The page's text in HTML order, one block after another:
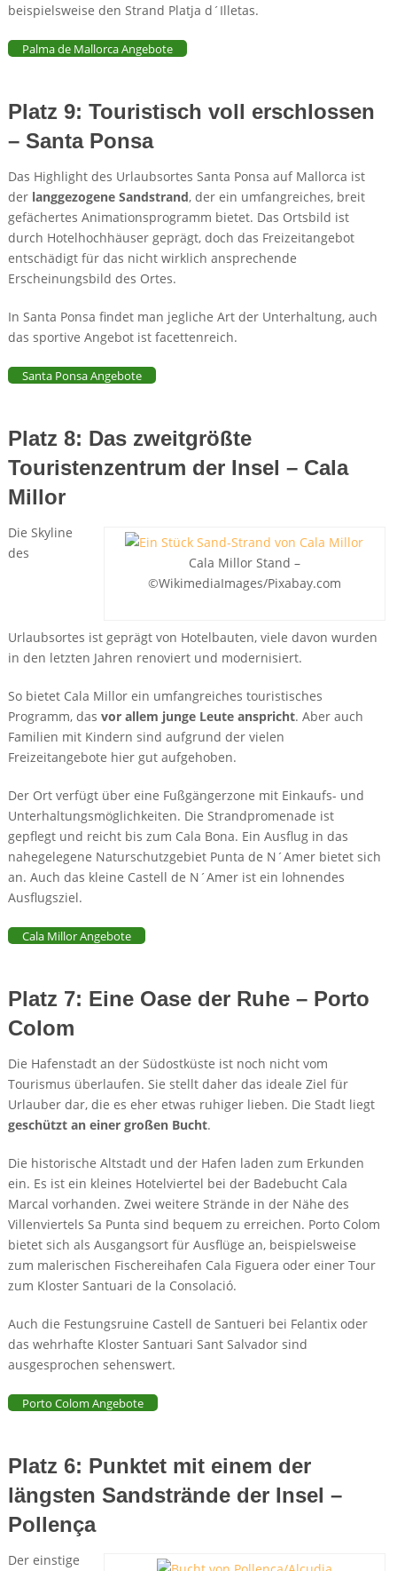
beispielsweise den Strand Platja d´Illetas.
Palma de Mallorca Angebote
Platz 9: Touristisch voll erschlossen
– Santa Ponsa
Das Highlight des Urlaubsortes Santa Ponsa auf Mallorca ist
der langgezogene Sandstrand, der ein umfangreiches, breit
gefächertes Animationsprogramm bietet. Das Ortsbild ist
durch Hotelhochhäuser geprägt, doch das Freizeitangebot
entschädigt für das nicht wirklich ansprechende
Erscheinungsbild des Ortes.
In Santa Ponsa findet man jegliche Art der Unterhaltung, auch
das sportive Angebot ist facettenreich.
Santa Ponsa Angebote
Platz 8: Das zweitgrößte
Touristenzentrum der Insel – Cala
Millor
Cala Millor Stand –
©WikimediaImages/Pixabay.com
Die Skyline
des
Urlaubsortes ist geprägt von Hotelbauten, viele davon wurden
in den letzten Jahren renoviert und modernisiert.
So bietet Cala Millor ein umfangreiches touristisches
Programm, das vor allem junge Leute anspricht. Aber auch
Familien mit Kindern sind aufgrund der vielen
Freizeitangebote hier gut aufgehoben.
Der Ort verfügt über eine Fußgängerzone mit Einkaufs- und
Unterhaltungsmöglichkeiten. Die Strandpromenade ist
gepflegt und reicht bis zum Cala Bona. Ein Ausflug in das
nahegelegene Naturschutzgebiet Punta de N´Amer bietet sich
an. Auch das kleine Castell de N´Amer ist ein lohnendes
Ausflugsziel.
Cala Millor Angebote
Platz 7: Eine Oase der Ruhe – Porto
Colom
Die Hafenstadt an der Südostküste ist noch nicht vom
Tourismus überlaufen. Sie stellt daher das ideale Ziel für
Urlauber dar, die es eher etwas ruhiger lieben. Die Stadt liegt
geschützt an einer großen Bucht.
Die historische Altstadt und der Hafen laden zum Erkunden
ein. Es ist ein kleines Hotelviertel bei der Badebucht Cala
Marcal vorhanden. Zwei weitere Strände in der Nähe des
Villenviertels Sa Punta sind bequem zu erreichen. Porto Colom
bietet sich als Ausgangsort für Ausflüge an, beispielsweise
zum malerischen Fischereihafen Cala Figuera oder einer Tour
zum Kloster Santuari de la Consolació.
Auch die Festungsruine Castell de Santueri bei Felantix oder
das wehrhafte Kloster Santuari Sant Salvador sind
ausgesprochen sehenswert.
Porto Colom Angebote
Platz 6: Punktet mit einem der
längsten Sandstrände der Insel –
Pollença
Der einstige